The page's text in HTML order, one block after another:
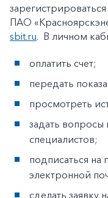
ПАО
sbit.ru. В личном
оплатить счет;
передать
просмотреть
задать вопросы
специалистов;
подписаться на
электронной
сделать заявку